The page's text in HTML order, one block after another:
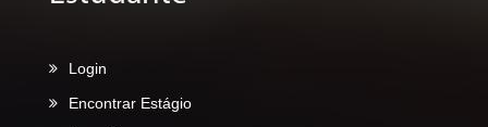
Login
Encontrar Estágio